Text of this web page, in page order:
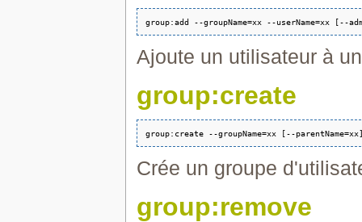
Ajoute un utilisateur à
group:create
Crée un groupe
group:remove